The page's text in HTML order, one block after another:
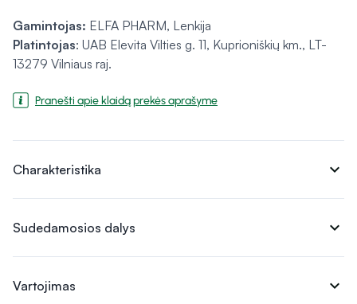
Gamintojas: ELFA PHARM, Lenkija
Platintojas: UAB Elevita Vilties g. 11, Kuprioniškių km., LT-
13279 Vilniaus raj.
Pranešti apie klaidą prekės aprašyme
Charakteristika expand_more
Sudedamosios dalys expand_more
Vartojimas expand_more